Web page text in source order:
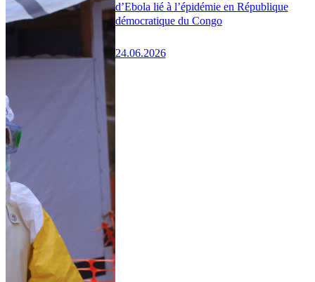
d’Ebola lié à l’épidémie en République
démocratique du Congo
24.06.2026